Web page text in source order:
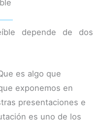
depende de dos
es algo que
exponemos en
presentaciones e
es uno de los